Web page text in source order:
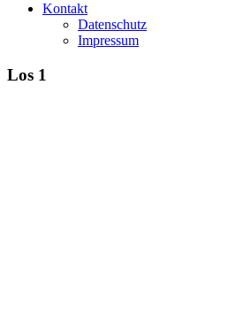
Kontakt
Datenschutz
Impressum
Los 1